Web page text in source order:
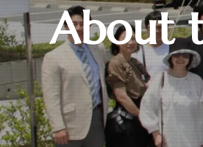
About